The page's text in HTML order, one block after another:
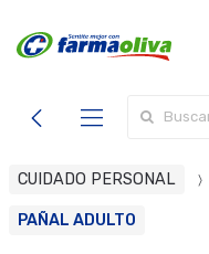
CUIDADO PERSONAL
PAÑAL ADULTO